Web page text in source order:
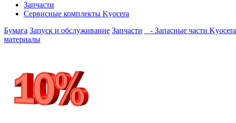
Запчасти
Сервисные комплекты Kyocera
Бумага Запуск и обслуживание Запчасти - Запасные части Kyocera
материалы